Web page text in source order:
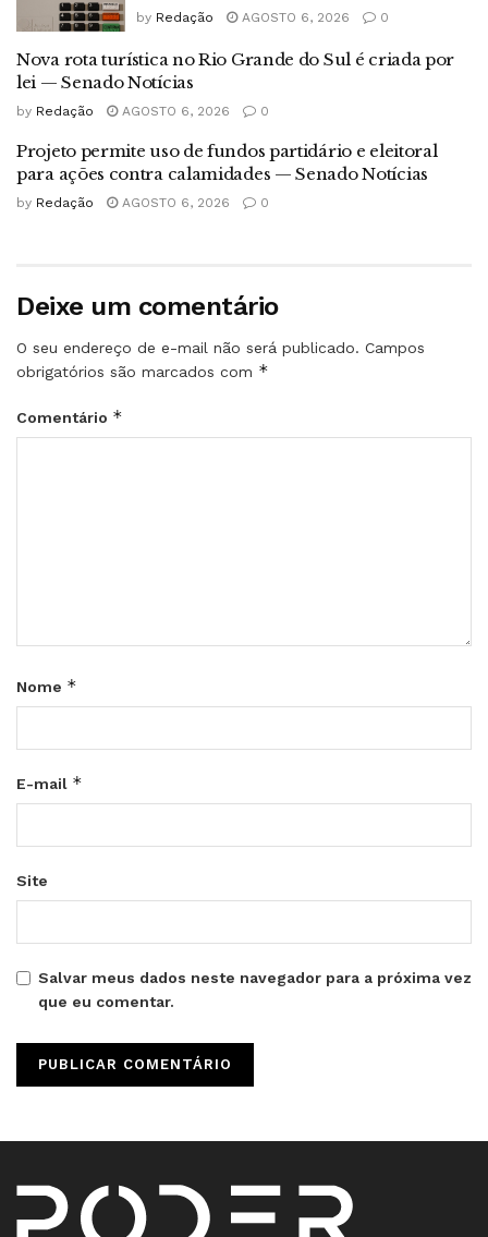
by Redação AGOSTO 6, 2026 0
Nova rota turística no Rio Grande do Sul é criada por
lei — Senado Notícias
by Redação AGOSTO 6, 2026 0
Projeto permite uso de fundos partidário e eleitoral
para ações contra calamidades — Senado Notícias
by Redação AGOSTO 6, 2026 0
Deixe um comentário
O seu endereço de e-mail não será publicado. Campos
obrigatórios são marcados com *
Comentário *
Nome *
E-mail *
Site
Salvar meus dados neste navegador para a próxima vez
que eu comentar.